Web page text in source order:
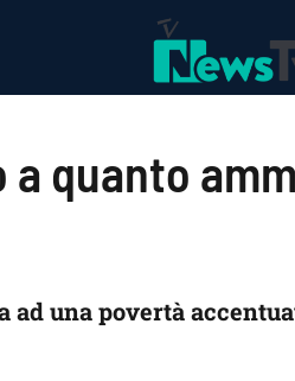
quanto
una povertà